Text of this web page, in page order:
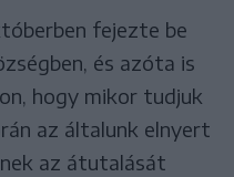
fejezte be
és azóta is
hogy mikor tudjuk
az általunk elnyert
az átutalását